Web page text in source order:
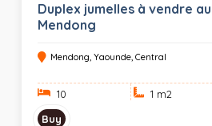
Duplex jumelles à vendre
Mendong
Mendong, Yaounde, Central
10 1 m2
Buy